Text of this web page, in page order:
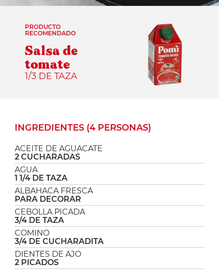
PRODUCTO
RECOMENDADO
Salsa de
tomate
1/3 DE TAZA
INGREDIENTES (4 PERSONAS)
ACEITE DE AGUACATE
2 CUCHARADAS
AGUA
1 1/4 DE TAZA
ALBAHACA FRESCA
PARA DECORAR
CEBOLLA PICADA
3/4 DE TAZA
COMINO
3/4 DE CUCHARADITA
DIENTES DE AJO
2 PICADOS